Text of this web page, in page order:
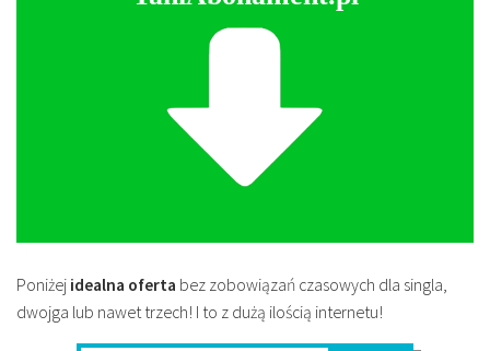
Poniżej idealna oferta bez zobowiązań czasowych dla singla,
dwojga lub nawet trzech! I to z dużą ilością internetu!